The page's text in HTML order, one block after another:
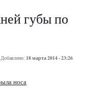
губы по
Добавлено: 18 марта 2014 - 23:26
носа